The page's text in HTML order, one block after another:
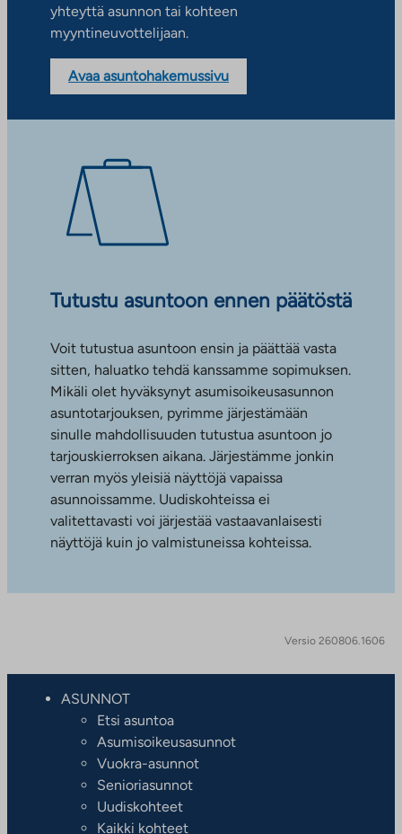
yhteyttä asunnon tai kohteen
myyntineuvottelijaan.
Avaa asuntohakemussivu
Tutustu asuntoon ennen päätöstä
Voit tutustua asuntoon ensin ja päättää vasta
sitten, haluatko tehdä kanssamme sopimuksen.
Mikäli olet hyväksynyt asumisoikeusasunnon
asuntotarjouksen, pyrimme järjestämään
sinulle mahdollisuuden tutustua asuntoon jo
tarjouskierroksen aikana. Järjestämme jonkin
verran myös yleisiä näyttöjä vapaissa
asunnoissamme. Uudiskohteissa ei
valitettavasti voi järjestää vastaavanlaisesti
näyttöjä kuin jo valmistuneissa kohteissa.
Versio 260806.1606
ASUNNOT
Etsi asuntoa
Asumisoikeusasunnot
Vuokra-asunnot
Senioriasunnot
Uudiskohteet
Kaikki kohteet